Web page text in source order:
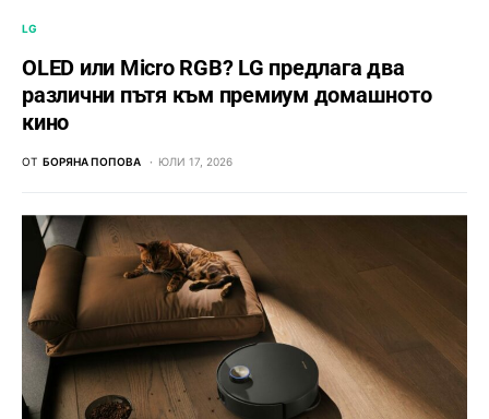
LG
OLED или Micro RGB? LG предлага два
различни пътя към премиум домашното
кино
ОТ БОРЯНА ПОПОВА ЮЛИ 17, 2026